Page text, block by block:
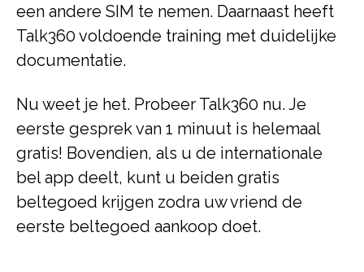
een andere SIM te nemen. Daarnaast heeft
Talk360 voldoende training met duidelijke
documentatie.
Nu weet je het. Probeer Talk360 nu. Je
eerste gesprek van 1 minuut is helemaal
gratis! Bovendien, als u de internationale
bel app deelt, kunt u beiden gratis
beltegoed krijgen zodra uw vriend de
eerste beltegoed aankoop doet.